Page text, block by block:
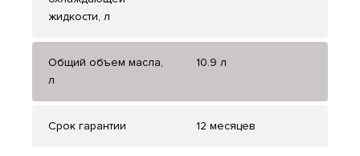
жидкости, л
Общий объем масла,
л
10.9 л
Срок гарантии 12 месяцев